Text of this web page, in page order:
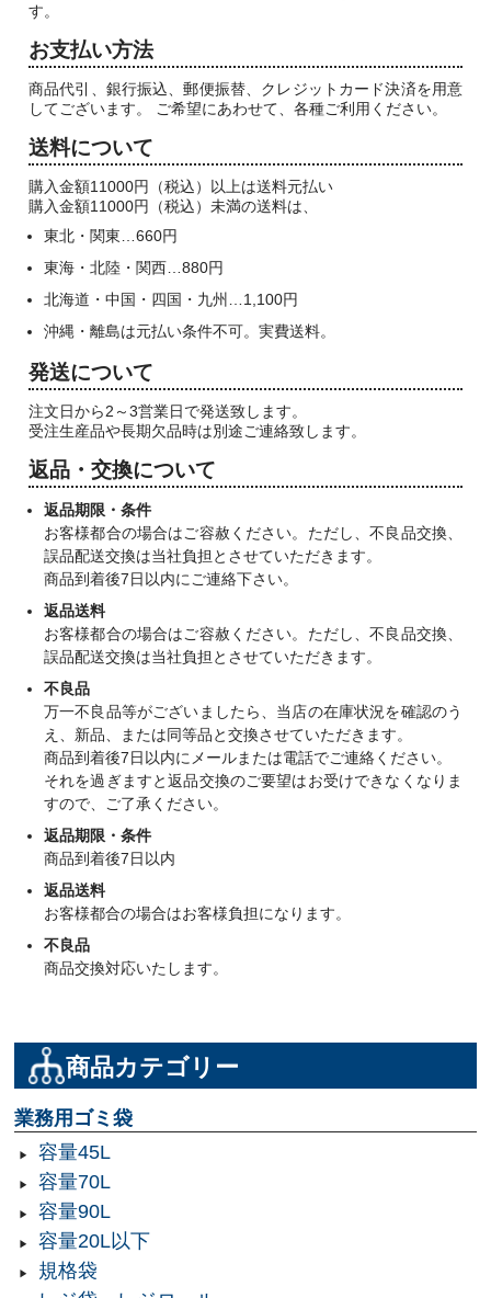
す。
お支払い方法
商品代引、銀行振込、郵便振替、クレジットカード決済を用意
してございます。 ご希望にあわせて、各種ご利用ください。
送料について
購入金額11000円（税込）以上は送料元払い
購入金額11000円（税込）未満の送料は、
東北・関東…660円
東海・北陸・関西…880円
北海道・中国・四国・九州…1,100円
沖縄・離島は元払い条件不可。実費送料。
発送について
注文日から2～3営業日で発送致します。
受注生産品や長期欠品時は別途ご連絡致します。
返品・交換について
返品期限・条件
お客様都合の場合はご容赦ください。ただし、不良品交換、
誤品配送交換は当社負担とさせていただきます。
商品到着後7日以内にご連絡下さい。
返品送料
お客様都合の場合はご容赦ください。ただし、不良品交換、
誤品配送交換は当社負担とさせていただきます。
不良品
万一不良品等がございましたら、当店の在庫状況を確認のう
え、新品、または同等品と交換させていただきます。
商品到着後7日以内にメールまたは電話でご連絡ください。
それを過ぎますと返品交換のご要望はお受けできなくなりま
すので、ご了承ください。
返品期限・条件
商品到着後7日以内
返品送料
お客様都合の場合はお客様負担になります。
不良品
商品交換対応いたします。
商品カテゴリー
業務用ゴミ袋
容量45L
容量70L
容量90L
容量20L以下
規格袋